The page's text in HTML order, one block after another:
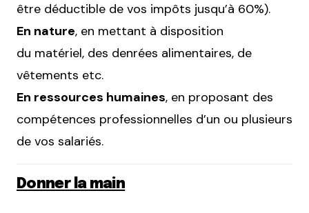
être déductible de vos impôts jusqu’à 60%).
En nature, en mettant à disposition
du matériel, des denrées alimentaires, de
vêtements etc.
En ressources humaines, en proposant des
compétences professionnelles d’un ou plusieurs
de vos salariés.
Donner la main